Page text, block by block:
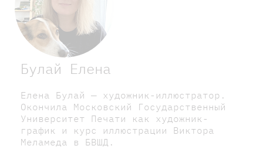
Булай Елена
Елена Булай — художник-иллюстратор.
Окончила Московский Государственный
Университет Печати как художник-
график и курс иллюстрации Виктора
Меламеда в БВШД.